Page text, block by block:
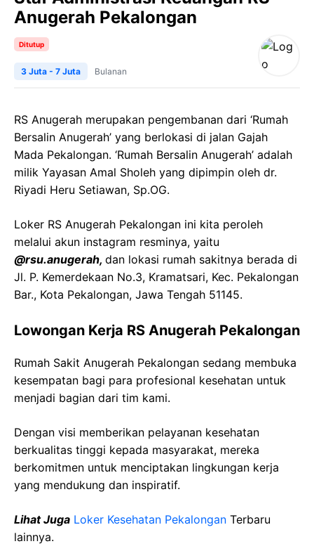
Anugerah Pekalongan
Ditutup
3 Juta - 7 Juta Bulanan
RS Anugerah merupakan pengembanan dari ‘Rumah
Bersalin Anugerah’ yang berlokasi di jalan Gajah
Mada Pekalongan. ‘Rumah Bersalin Anugerah’ adalah
milik Yayasan Amal Sholeh yang dipimpin oleh dr.
Riyadi Heru Setiawan, Sp.OG.
Loker RS Anugerah Pekalongan ini kita peroleh
melalui akun instagram resminya, yaitu
@rsu.anugerah, dan lokasi rumah sakitnya berada di
Jl. P. Kemerdekaan No.3, Kramatsari, Kec. Pekalongan
Bar., Kota Pekalongan, Jawa Tengah 51145.
Lowongan Kerja RS Anugerah Pekalongan
Rumah Sakit Anugerah Pekalongan sedang membuka
kesempatan bagi para profesional kesehatan untuk
menjadi bagian dari tim kami.
Dengan visi memberikan pelayanan kesehatan
berkualitas tinggi kepada masyarakat, mereka
berkomitmen untuk menciptakan lingkungan kerja
yang mendukung dan inspiratif.
Lihat Juga Loker Kesehatan Pekalongan Terbaru
lainnya.